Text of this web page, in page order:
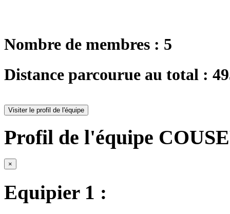
Nombre de membres : 5
Distance parcourue au total :
Visiter le profil de l'équipe
Profil de l'équipe
×
Equipier 1 :